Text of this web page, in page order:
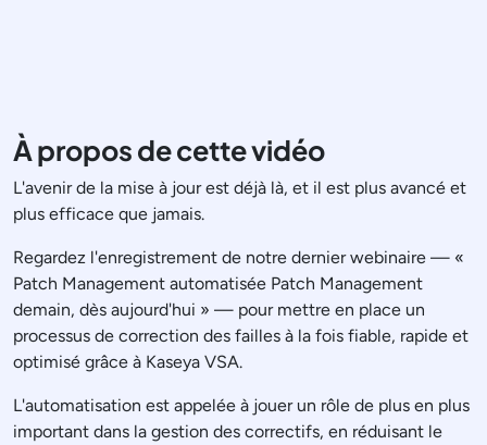
À propos de cette vidéo
L'avenir de la mise à jour est déjà là, et il est plus avancé et
plus efficace que jamais.
Regardez l'enregistrement de notre dernier webinaire — «
Patch Management automatisée Patch Management
demain, dès aujourd'hui » — pour mettre en place un
processus de correction des failles à la fois fiable, rapide et
optimisé grâce à Kaseya VSA.
L'automatisation est appelée à jouer un rôle de plus en plus
important dans la gestion des correctifs, en réduisant le